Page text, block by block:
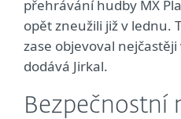
přehrávání hudby MX
opět zneužili již v lednu.
zase objevoval
dodává Jirkal.
Bezpečnostní